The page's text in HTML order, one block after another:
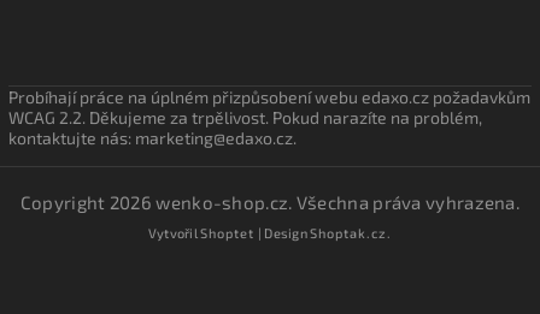
Probíhají práce na úplném přizpůsobení webu edaxo.cz požadavkům
WCAG 2.2. Děkujeme za trpělivost. Pokud narazíte na problém,
kontaktujte nás: marketing@edaxo.cz.
Copyright 2026wenko-shop.cz. Všechna práva vyhrazena.
VytvořilShoptet | DesignShoptak.cz.